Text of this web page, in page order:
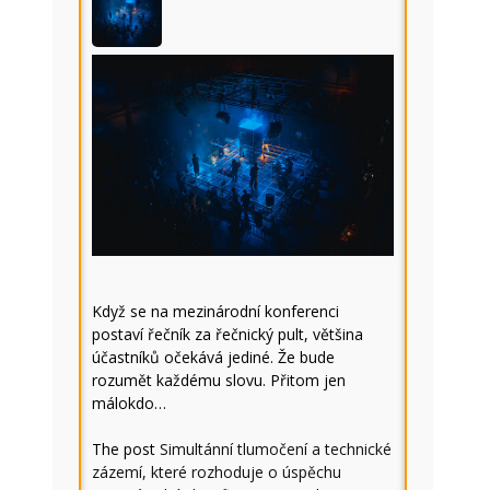
Když se na mezinárodní konferenci
postaví řečník za řečnický pult, většina
účastníků očekává jediné. Že bude
rozumět každému slovu. Přitom jen
málokdo…
The post Simultánní tlumočení a technické
zázemí, které rozhoduje o úspěchu